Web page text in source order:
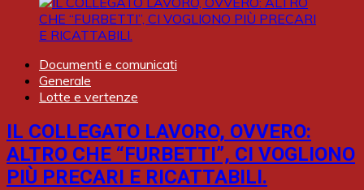
Documenti e comunicati
Generale
Lotte e vertenze
IL COLLEGATO LAVORO, OVVERO:
ALTRO CHE “FURBETTI”, CI VOGLIONO
PIÙ PRECARI E RICATTABILI.